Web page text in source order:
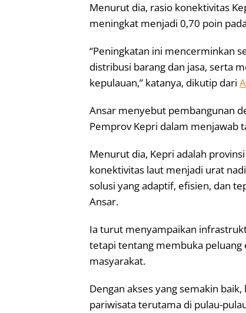
Menurut dia, rasio konektivitas
meningkat menjadi 0,70 poin
“Peningkatan ini mencerminkan
distribusi barang dan jasa, serta
kepulauan,” katanya, dikutip dari
Ansar menyebut pembangunan
Pemprov Kepri dalam menjawab
Menurut dia, Kepri adalah
konektivitas laut menjadi urat
solusi yang adaptif, efisien, dan
Ansar.
Ia turut menyampaikan
tetapi tentang membuka
masyarakat.
Dengan akses yang semakin
pariwisata terutama di pulau-